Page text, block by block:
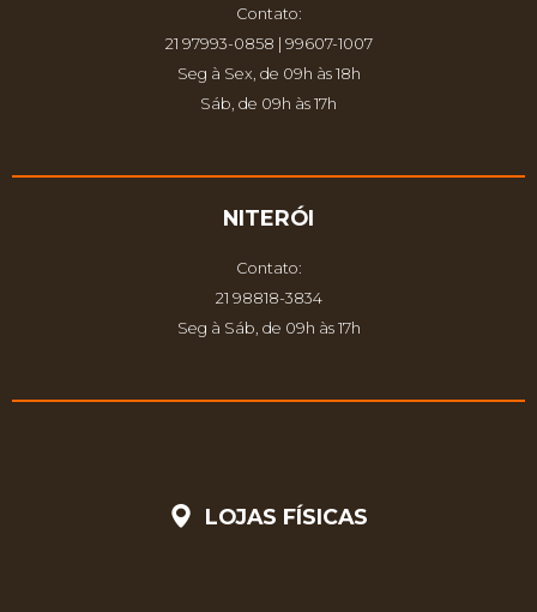
Contato:
21 97993-0858 | 99607-1007
Seg à Sex, de 09h às 18h
Sáb, de 09h às 17h
NITERÓI
Contato:
21 98818-3834
Seg à Sáb, de 09h às 17h
LOJAS FÍSICAS